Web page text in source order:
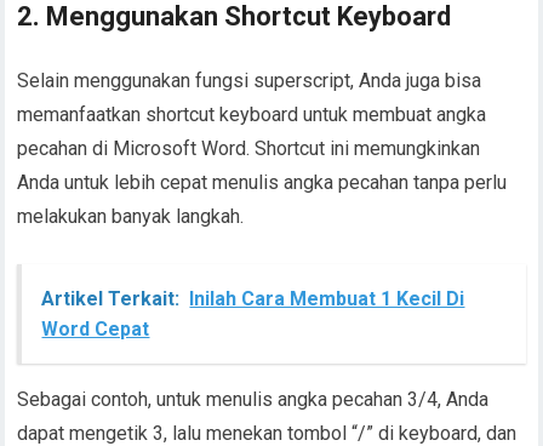
2. Menggunakan Shortcut Keyboard
Selain menggunakan fungsi superscript, Anda juga bisa
memanfaatkan shortcut keyboard untuk membuat angka
pecahan di Microsoft Word. Shortcut ini memungkinkan
Anda untuk lebih cepat menulis angka pecahan tanpa perlu
melakukan banyak langkah.
Artikel Terkait: Inilah Cara Membuat 1 Kecil Di
Word Cepat
Sebagai contoh, untuk menulis angka pecahan 3/4, Anda
dapat mengetik 3, lalu menekan tombol “/” di keyboard, dan